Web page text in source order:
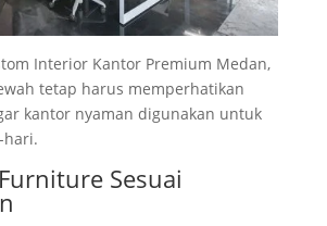
Interior Kantor Premium Medan,
tetap harus memperhatikan
kantor nyaman digunakan untuk
hari.
Sesuai